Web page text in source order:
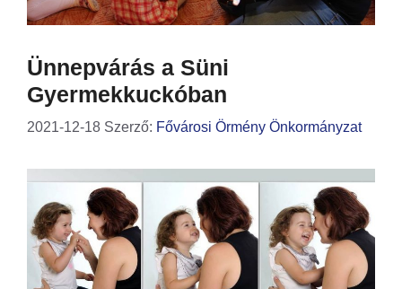
Ünnepvárás a Süni
Gyermekkuckóban
2021-12-18 Szerző: Fővárosi Örmény Önkormányzat